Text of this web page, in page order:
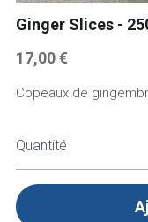
Ginger Slices -
17,00 €
Copeaux de
Quantité